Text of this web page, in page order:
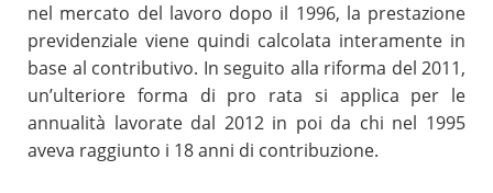
nel mercato del lavoro dopo il 1996, la prestazione
previdenziale viene quindi calcolata interamente in
base al contributivo. In seguito alla riforma del 2011,
un’ulteriore forma di pro rata si applica per le
annualità lavorate dal 2012 in poi da chi nel 1995
aveva raggiunto i 18 anni di contribuzione.